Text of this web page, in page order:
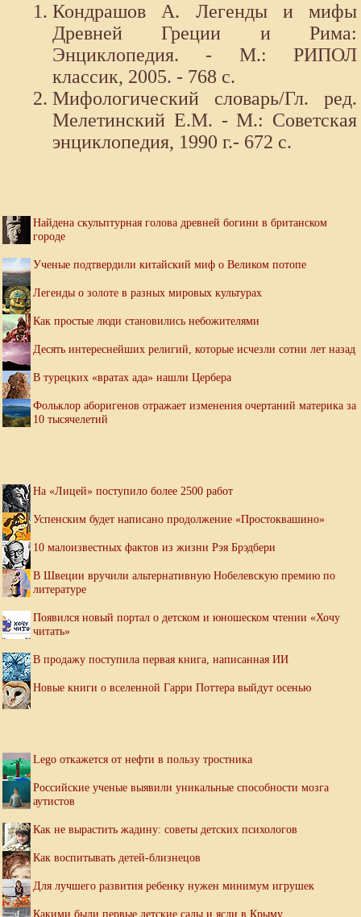
Кондрашов А. Легенды и мифы
Древней Греции и Рима:
Энциклопедия. - М.: РИПОЛ
классик, 2005. - 768 с.
Мифологический словарь/Гл. ред.
Мелетинский Е.М. - М.: Советская
энциклопедия, 1990 г.- 672 с.
Найдена скульптурная голова древней богини в британском
городе
Ученые подтвердили китайский миф о Великом потопе
Легенды о золоте в разных мировых культурах
Как простые люди становились небожителями
Десять интереснейших религий, которые исчезли сотни лет назад
В турецких «вратах ада» нашли Цербера
Фольклор аборигенов отражает изменения очертаний материка за
10 тысячелетий
На «Лицей» поступило более 2500 работ
Успенским будет написано продолжение «Простоквашино»
10 малоизвестных фактов из жизни Рэя Брэдбери
В Швеции вручили альтернативную Нобелевскую премию по
литературе
Появился новый портал о детском и юношеском чтении «Хочу
читать»
В продажу поступила первая книга, написанная ИИ
Новые книги о вселенной Гарри Поттера выйдут осенью
Lego откажется от нефти в пользу тростника
Российские ученые выявили уникальные способности мозга
аутистов
Как не вырастить жадину: советы детских психологов
Как воспитывать детей-близнецов
Для лучшего развития ребенку нужен минимум игрушек
Какими были первые детские сады и ясли в Крыму